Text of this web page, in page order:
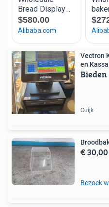
Vectron
en
Bieden
Cuijk
€ 30,00
Bezoek